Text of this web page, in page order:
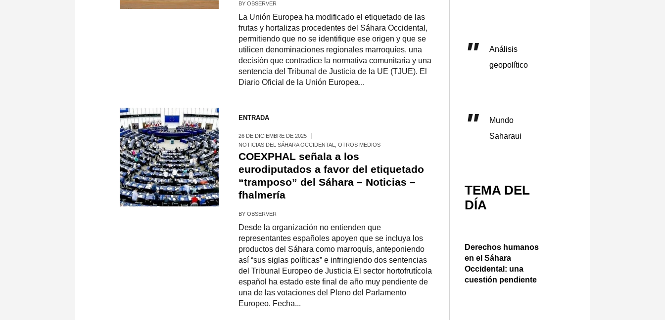
BY OBSERVER
La Unión Europea ha modificado el etiquetado de las
frutas y hortalizas procedentes del Sáhara Occidental,
permitiendo que no se identifique ese origen y que se
utilicen denominaciones regionales marroquíes, una
decisión que contradice la normativa comunitaria y una
sentencia del Tribunal de Justicia de la UE (TJUE). El
Diario Oficial de la Unión Europea...
ENTRADA
26 DE DICIEMBRE DE 2025
NOTICIAS DEL SÁHARA OCCIDENTAL
OTROS MEDIOS
COEXPHAL señala a los
eurodiputados a favor del etiquetado
“tramposo” del Sáhara – Noticias –
fhalmería
BY OBSERVER
Desde la organización no entienden que
representantes españoles apoyen que se incluya los
productos del Sáhara como marroquís, anteponiendo
así “sus siglas políticas” e infringiendo dos sentencias
del Tribunal Europeo de Justicia El sector hortofrutícola
español ha estado este final de año muy pendiente de
una de las votaciones del Pleno del Parlamento
Europeo. Fecha...
Análisis
geopolítico
Mundo
Saharaui
TEMA DEL
DÍA
Derechos humanos
en el Sáhara
Occidental: una
cuestión pendiente